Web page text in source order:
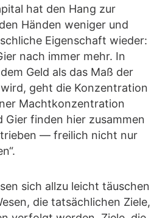
hat den Hang zur
Händen weniger und
Eigenschaft wieder:
nach immer mehr. In
Geld als das Maß der
geht die Konzentration
Machtkonzentration
Gier finden hier zusammen
— freilich nicht nur
sich allzu leicht täuschen
die tatsächlichen Ziele,